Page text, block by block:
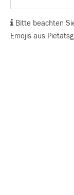
Bitte beachten
Emojis aus